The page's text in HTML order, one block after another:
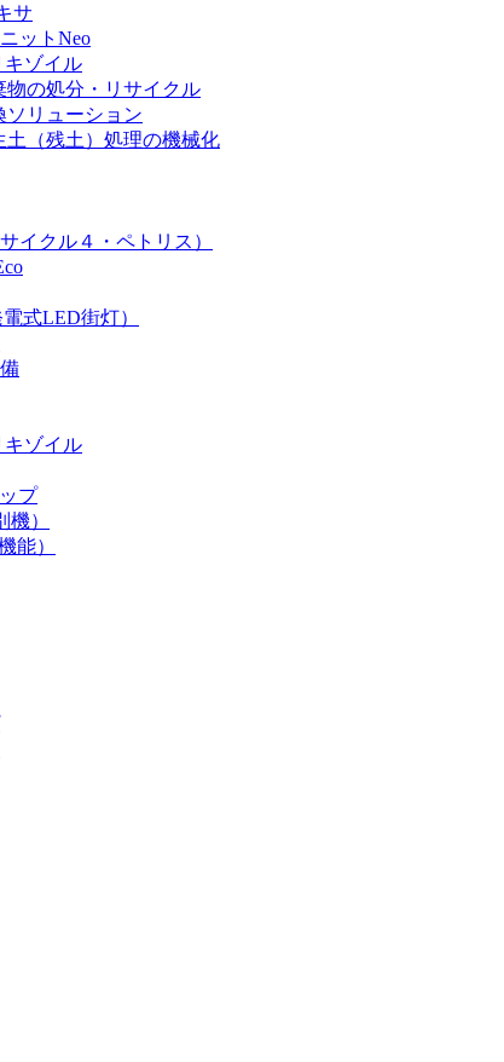
サ
ットNeo
キゾイル
物の処分・リサイクル
ソリューション
土（残土）処理の機械化
イクル４・ペトリス）
式LED街灯）
キゾイル
プ
）
能）